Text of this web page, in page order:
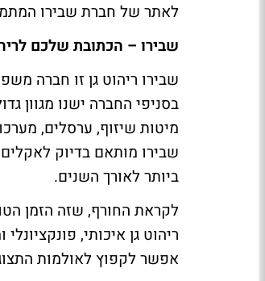
לאתר של חברת שבירו
שבירו – הכתובת שלכם
שבירו ריהוט גן זו חברה
בסניפי החברה ישנו מגוון
מיטות שיזוף, ערסלים,
שבירו מותאם בדיוק
ביותר לאורך השנים.
לקראת החורף, שזה הזמן
ריהוט גן איכותי,
אפשר לקפוץ לאולמות